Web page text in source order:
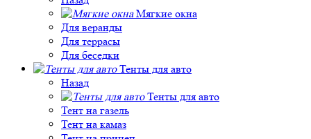
Мягкие окна
Для веранды
Для террасы
Для беседки
Тенты для авто
Назад
Тенты для авто
Тент на газель
Тент на камаз